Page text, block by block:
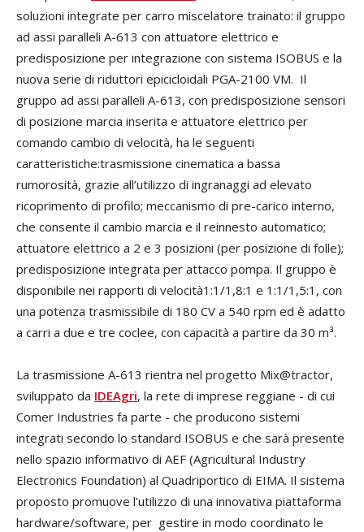
soluzioni integrate per carro miscelatore trainato: il gruppo
ad assi paralleli A-613 con attuatore elettrico e
predisposizione per integrazione con sistema ISOBUS e la
nuova serie di riduttori epicicloidali PGA-2100 VM. Il
gruppo ad assi paralleli A-613, con predisposizione sensori
di posizione marcia inserita e attuatore elettrico per
comando cambio di velocità, ha le seguenti
caratteristiche:trasmissione cinematica a bassa
rumorosità, grazie all’utilizzo di ingranaggi ad elevato
ricoprimento di profilo; meccanismo di pre-carico interno,
che consente il cambio marcia e il reinnesto automatico;
attuatore elettrico a 2 e 3 posizioni (per posizione di folle);
predisposizione integrata per attacco pompa. Il gruppo è
disponibile nei rapporti di velocità1:1/1,8:1 e 1:1/1,5:1, con
una potenza trasmissibile di 180 CV a 540 rpm ed è adatto
a carri a due e tre coclee, con capacità a partire da 30 m³.
La trasmissione A-613 rientra nel progetto Mix@tractor,
sviluppato da IDEAgri, la rete di imprese reggiane - di cui
Comer Industries fa parte - che producono sistemi
integrati secondo lo standard ISOBUS e che sarà presente
nello spazio informativo di AEF (Agricultural Industry
Electronics Foundation) al Quadriportico di EIMA. Il sistema
proposto promuove l’utilizzo di una innovativa piattaforma
hardware/software, per gestire in modo coordinato le